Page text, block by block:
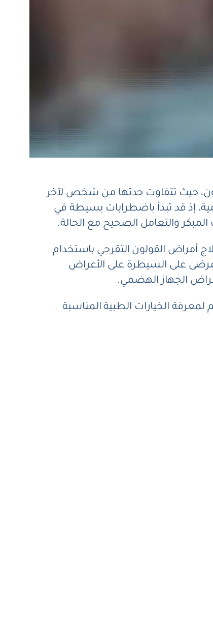
حيث تتفاوت حدتها من شخص لآخر
إذ قد تبدأ باضطرابات بسيطة في
والتعامل الصحيح مع الحالة.
أمراض القولون التقرحي باستخدام
على السيطرة على الأعراض
الجهاز الهضمي.
الخيارات الطبية المناسبة